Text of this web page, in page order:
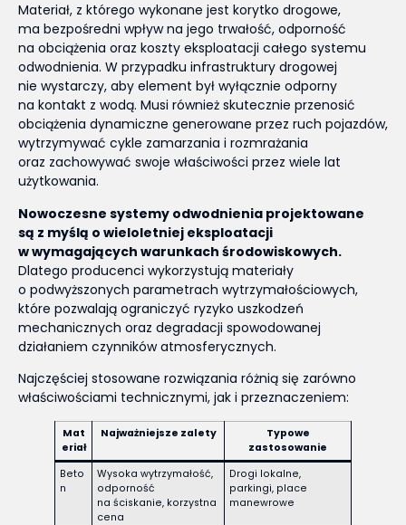
Materiał, z którego wykonane jest korytko drogowe,
ma bezpośredni wpływ na jego trwałość, odporność
na obciążenia oraz koszty eksploatacji całego systemu
odwodnienia. W przypadku infrastruktury drogowej
nie wystarczy, aby element był wyłącznie odporny
na kontakt z wodą. Musi również skutecznie przenosić
obciążenia dynamiczne generowane przez ruch pojazdów,
wytrzymywać cykle zamarzania i rozmrażania
oraz zachowywać swoje właściwości przez wiele lat
użytkowania.
Nowoczesne systemy odwodnienia projektowane
są z myślą o wieloletniej eksploatacji
w wymagających warunkach środowiskowych.
Dlatego producenci wykorzystują materiały
o podwyższonych parametrach wytrzymałościowych,
które pozwalają ograniczyć ryzyko uszkodzeń
mechanicznych oraz degradacji spowodowanej
działaniem czynników atmosferycznych.
Najczęściej stosowane rozwiązania różnią się zarówno
właściwościami technicznymi, jak i przeznaczeniem:
Mat
eriał
Najważniejsze zalety
Typowe
zastosowanie
Beto
n
Wysoka wytrzymałość,
odporność
na ściskanie, korzystna
cena
Drogi lokalne,
parkingi, place
manewrowe